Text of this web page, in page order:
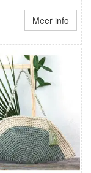
Meer info